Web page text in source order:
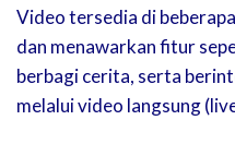
Video tersedia di
dan menawarkan fitur
berbagi cerita, serta
melalui video langsung